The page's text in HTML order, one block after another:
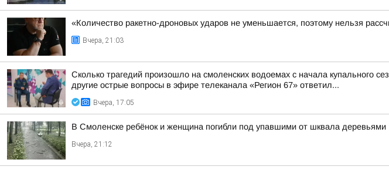
«Количество ракетно-дроновых ударов не уменьшается, поэтому нельзя
Вчера, 21:03
Сколько трагедий произошло на смоленских водоемах с начала купального
другие острые вопросы в эфире телеканала «Регион 67» ответил...
Вчера, 17:05
В Смоленске ребёнок и женщина погибли под упавшими от шквала деревьями
Вчера, 21:12